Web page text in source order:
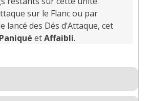
sur le Flanc ou par
lancé des Dés d’Attaque, cet
Paniqué etAffaibli.